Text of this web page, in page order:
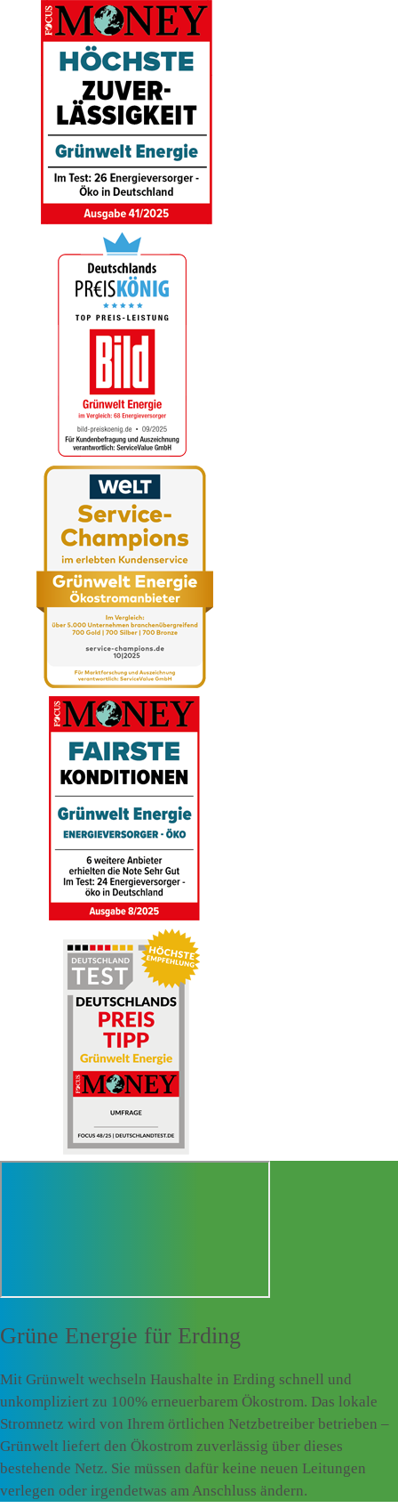
Grüne Energie für Erding
Mit Grünwelt wechseln Haushalte in Erding schnell und
unkompliziert zu 100% erneuerbarem Ökostrom. Das lokale
Stromnetz wird von Ihrem örtlichen Netzbetreiber betrieben –
Grünwelt liefert den Ökostrom zuverlässig über dieses
bestehende Netz. Sie müssen dafür keine neuen Leitungen
verlegen oder irgendetwas am Anschluss ändern.